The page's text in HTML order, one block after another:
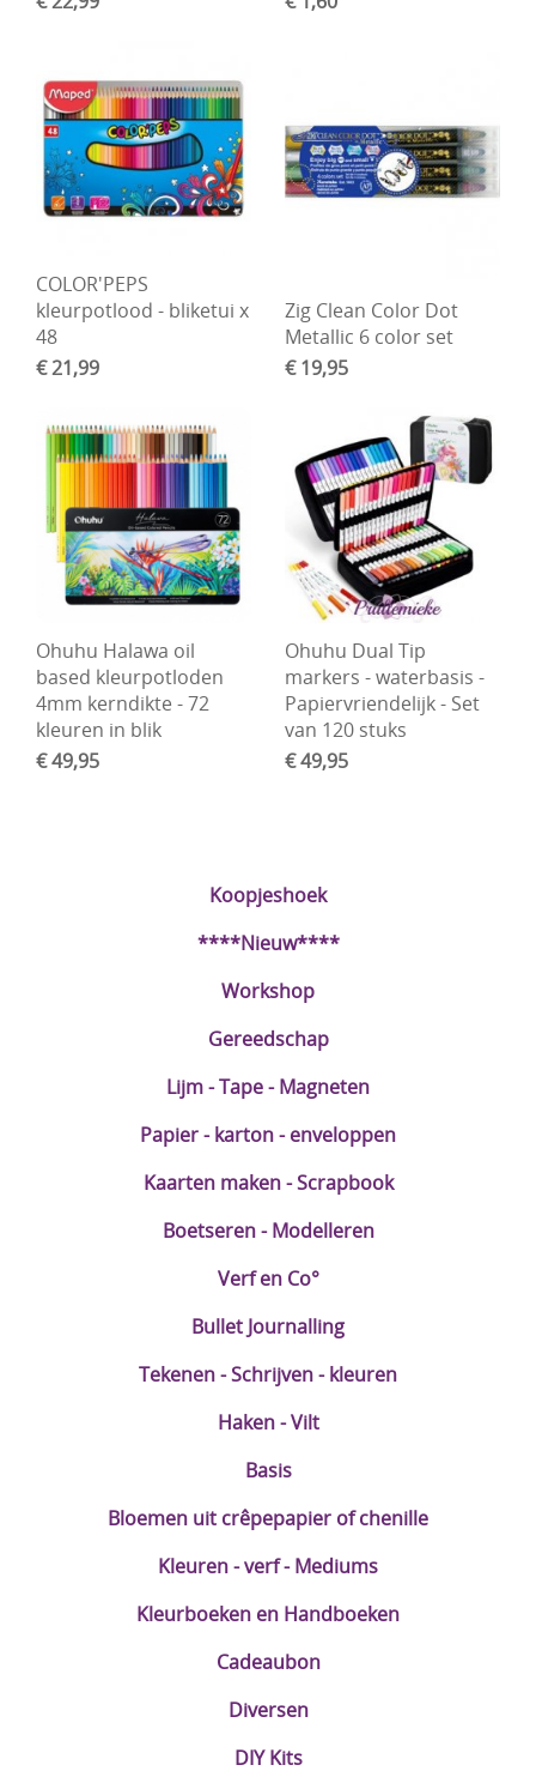
Koopjeshoek
****Nieuw****
Workshop
Gereedschap
Lijm - Tape - Magneten
Papier - karton - enveloppen
Kaarten maken - Scrapbook
Boetseren - Modelleren
Verf en Co°
Bullet Journalling
Tekenen - Schrijven - kleuren
Haken - Vilt
Basis
Bloemen uit crêpepapier of chenille
Kleuren - verf - Mediums
Kleurboeken en Handboeken
Cadeaubon
Diversen
DIY Kits
COLOR'PEPS
kleurpotlood - bliketui x
48
€ 21,99
Zig Clean Color Dot
Metallic 6 color set
€ 19,95
Ohuhu Halawa oil
based kleurpotloden
4mm kerndikte - 72
kleuren in blik
€ 49,95
Ohuhu Dual Tip
markers - waterbasis -
Papiervriendelijk - Set
van 120 stuks
€ 49,95